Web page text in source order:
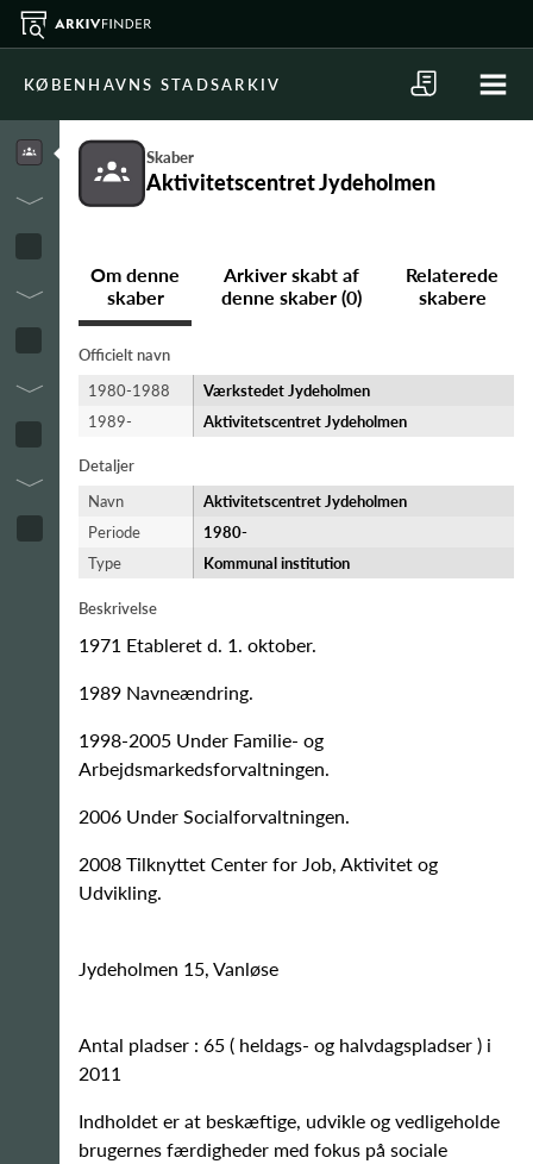
KØBENHAVNS STADSARKIV
Skaber
Aktivitetscentret Jydeholmen
Om denne
skaber
Arkiver skabt af
denne skaber (0)
Relaterede
skabere
Officielt navn
1980-1988
Værkstedet Jydeholmen
1989-
Aktivitetscentret Jydeholmen
Detaljer
Navn
Aktivitetscentret Jydeholmen
Periode
1980-​
Type
Kommunal institution
Beskrivelse
1971 Etableret d. 1. oktober.
1989 Navneændring.
1998-2005 Under Familie- og
Arbejdsmarkedsforvaltningen.
2006 Under Socialforvaltningen.
2008 Tilknyttet Center for Job, Aktivitet og
Udvikling.
Jydeholmen 15, Vanløse
Antal pladser : 65 ( heldags- og halvdagspladser ) i
2011
Indholdet er at beskæftige, udvikle og vedligeholde
brugernes færdigheder med fokus på sociale